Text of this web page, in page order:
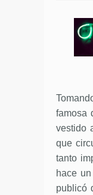
famosa
vestido
que
tanto
hace
publicó